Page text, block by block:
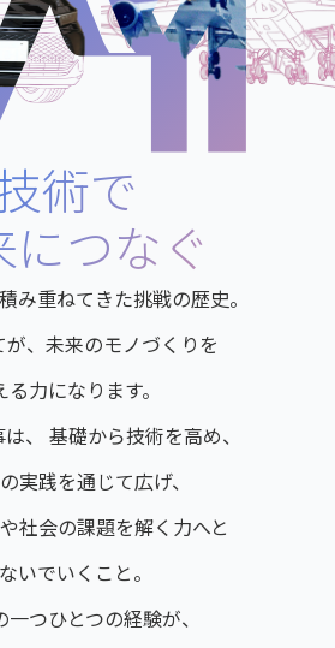
術で
につなぐ
み重ねてきた挑戦の歴史。
が、未来のモノづくりを
る力になります。
、 基礎から技術を高め、
実践を通じて広げ、
社会の課題を解く力へと
いでいくこと。
一つひとつの経験が、